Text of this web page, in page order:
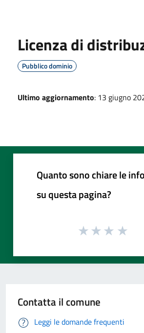
Licenza di
Pubblico dominio
Ultimo aggiornamento: 13 giugno
Quanto sono chiare le
su questa pagina?
Contatta il comune
Leggi le domande frequenti